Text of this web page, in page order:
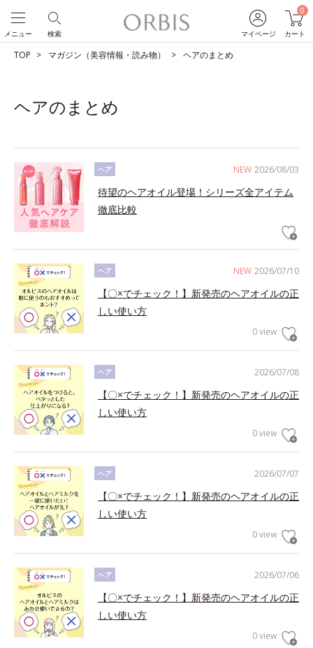
マイページ
0
カート
検索
メニュー
TOP マガジン（美容情報・読み物） ヘアのまとめ
ヘアのまとめ
NEW 2026/08/03
ヘア
待望のヘアオイル登場！シリーズ全アイテム
徹底比較
NEW 2026/07/10
ヘア
【〇×でチェック！】新発売のヘアオイルの正
しい使い方
0 view
2026/07/08
ヘア
【〇×でチェック！】新発売のヘアオイルの正
しい使い方
0 view
2026/07/07
ヘア
【〇×でチェック！】新発売のヘアオイルの正
しい使い方
0 view
2026/07/06
ヘア
【〇×でチェック！】新発売のヘアオイルの正
しい使い方
0 view